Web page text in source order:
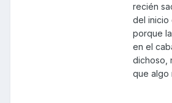
recién
del inicio
porque
en el
dichoso,
que algo